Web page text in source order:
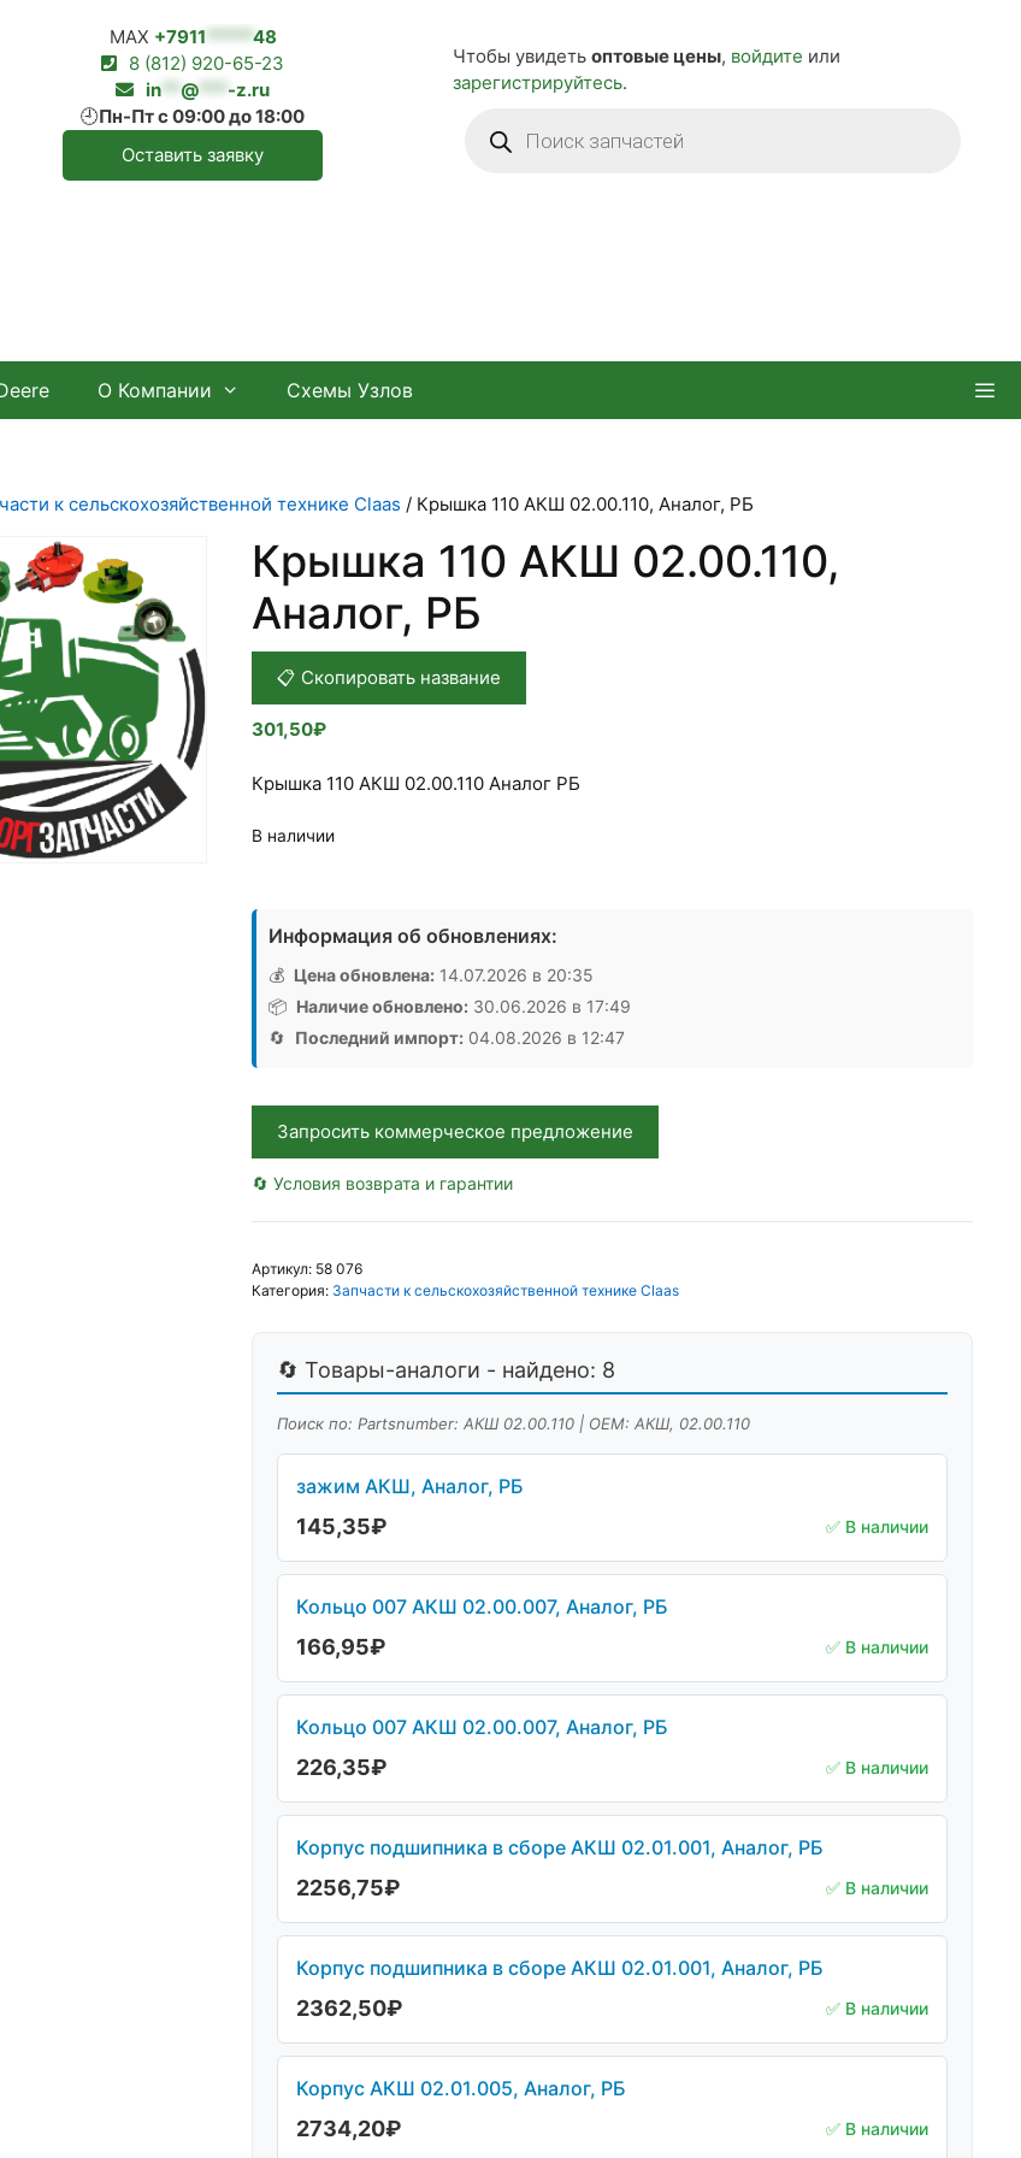
MAX +7911 *****48
8 (812) 920-65-23
in ** @ *** -z.ru
🕘Пн-Пт с 09:00 до 18:00
Оставить заявку
Чтобы увидеть оптовые цены, войдите или
зарегистрируйтесь.
товаров
О Компании Схемы Узлов
к сельскохозяйственной технике Claas / Крышка 110 АКШ 02.00.110, Аналог, РБ
Крышка 110 АКШ 02.00.110,
Аналог, РБ
📋 Скопировать название
301,50₽
Крышка 110 АКШ 02.00.110 Аналог РБ
В наличии
товара
Крышка
АКШ
02.00.110,
Аналог,
РБ
Информация об обновлениях:
💰 Цена обновлена: 14.07.2026 в 20:35
📦 Наличие обновлено: 30.06.2026 в 17:49
🔄 Последний импорт: 04.08.2026 в 12:47
Запросить коммерческое предложение
🔄 Условия возврата и гарантии
Артикул: 58 076
Категория: Запчасти к сельскохозяйственной технике Claas
🔄 Товары-аналоги - найдено: 8
Поиск по: Partsnumber: АКШ 02.00.110 | OEM: АКШ, 02.00.110
зажим АКШ, Аналог, РБ
145,35₽ ✅ В наличии
Кольцо 007 АКШ 02.00.007, Аналог, РБ
166,95₽ ✅ В наличии
Кольцо 007 АКШ 02.00.007, Аналог, РБ
226,35₽ ✅ В наличии
Корпус подшипника в сборе АКШ 02.01.001, Аналог, РБ
2256,75₽ ✅ В наличии
Корпус подшипника в сборе АКШ 02.01.001, Аналог, РБ
2362,50₽ ✅ В наличии
Корпус АКШ 02.01.005, Аналог, РБ
2734,20₽ ✅ В наличии